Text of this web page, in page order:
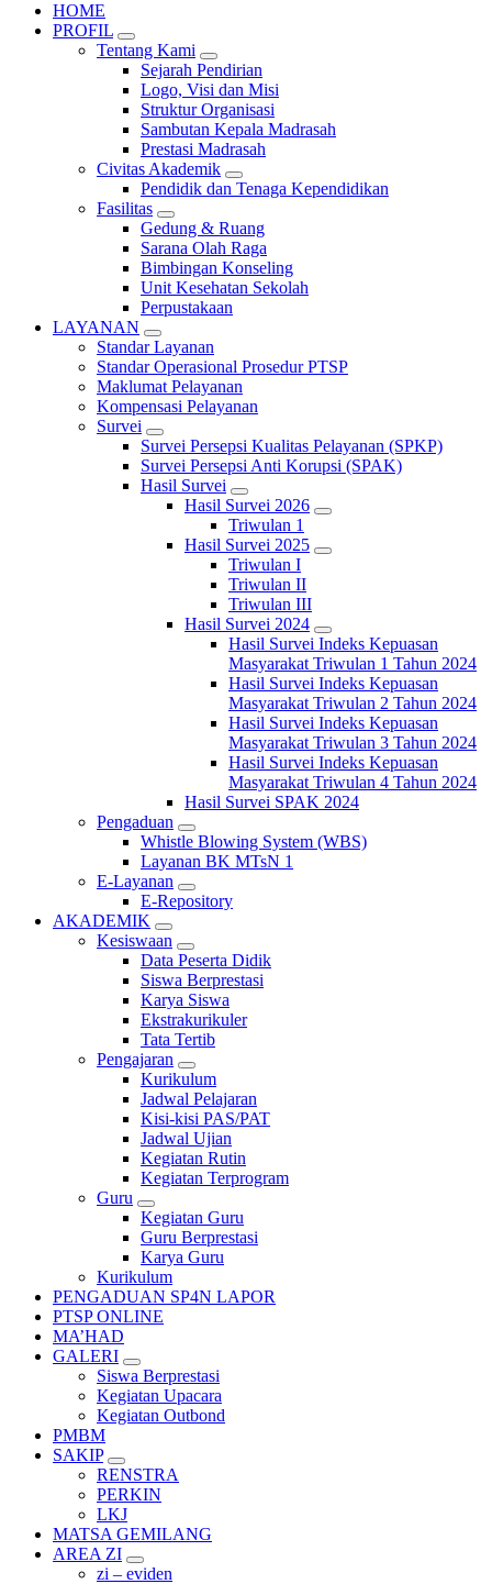
HOME
PROFIL
Tentang Kami
Sejarah Pendirian
Logo, Visi dan Misi
Struktur Organisasi
Sambutan Kepala Madrasah
Prestasi Madrasah
Civitas Akademik
Pendidik dan Tenaga Kependidikan
Fasilitas
Gedung & Ruang
Sarana Olah Raga
Bimbingan Konseling
Unit Kesehatan Sekolah
Perpustakaan
LAYANAN
Standar Layanan
Standar Operasional Prosedur PTSP
Maklumat Pelayanan
Kompensasi Pelayanan
Survei
Survei Persepsi Kualitas Pelayanan (SPKP)
Survei Persepsi Anti Korupsi (SPAK)
Hasil Survei
Hasil Survei 2026
Triwulan 1
Hasil Survei 2025
Triwulan I
Triwulan II
Triwulan III
Hasil Survei 2024
Hasil Survei Indeks Kepuasan
Masyarakat Triwulan 1 Tahun 2024
Hasil Survei Indeks Kepuasan
Masyarakat Triwulan 2 Tahun 2024
Hasil Survei Indeks Kepuasan
Masyarakat Triwulan 3 Tahun 2024
Hasil Survei Indeks Kepuasan
Masyarakat Triwulan 4 Tahun 2024
Hasil Survei SPAK 2024
Pengaduan
Whistle Blowing System (WBS)
Layanan BK MTsN 1
E-Layanan
E-Repository
AKADEMIK
Kesiswaan
Data Peserta Didik
Siswa Berprestasi
Karya Siswa
Ekstrakurikuler
Tata Tertib
Pengajaran
Kurikulum
Jadwal Pelajaran
Kisi-kisi PAS/PAT
Jadwal Ujian
Kegiatan Rutin
Kegiatan Terprogram
Guru
Kegiatan Guru
Guru Berprestasi
Karya Guru
Kurikulum
PENGADUAN SP4N LAPOR
PTSP ONLINE
MA’HAD
GALERI
Siswa Berprestasi
Kegiatan Upacara
Kegiatan Outbond
PMBM
SAKIP
RENSTRA
PERKIN
LKJ
MATSA GEMILANG
AREA ZI
zi – eviden